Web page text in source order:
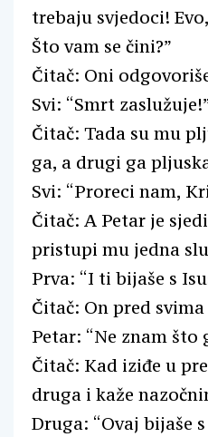
trebaju svjedoci!
Što vam se čini?”
Čitač: Oni
Svi: “Smrt
Čitač: Tada su mu
ga, a drugi ga
Svi: “Proreci nam,
Čitač: A Petar je
pristupi mu jedna
Prva: “I ti bijaše s
Čitač: On pred
Petar: “Ne znam što
Čitač: Kad iziđe u
druga i kaže
Druga: “Ovaj bijaše